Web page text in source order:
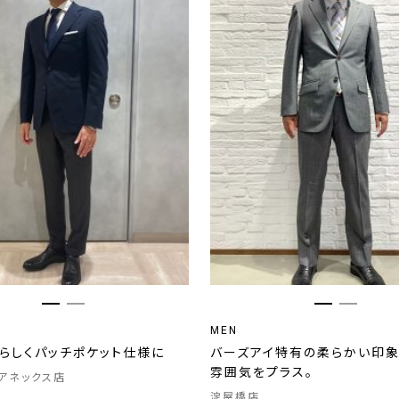
しくパッチポケット仕様に
ネックス店
MEN
バーズアイ特有の柔らかい印
雰囲気をプラス。